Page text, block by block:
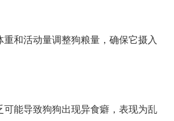
和活动量调整狗粮量，确保它摄入
能导致狗狗出现异食癖，表现为乱